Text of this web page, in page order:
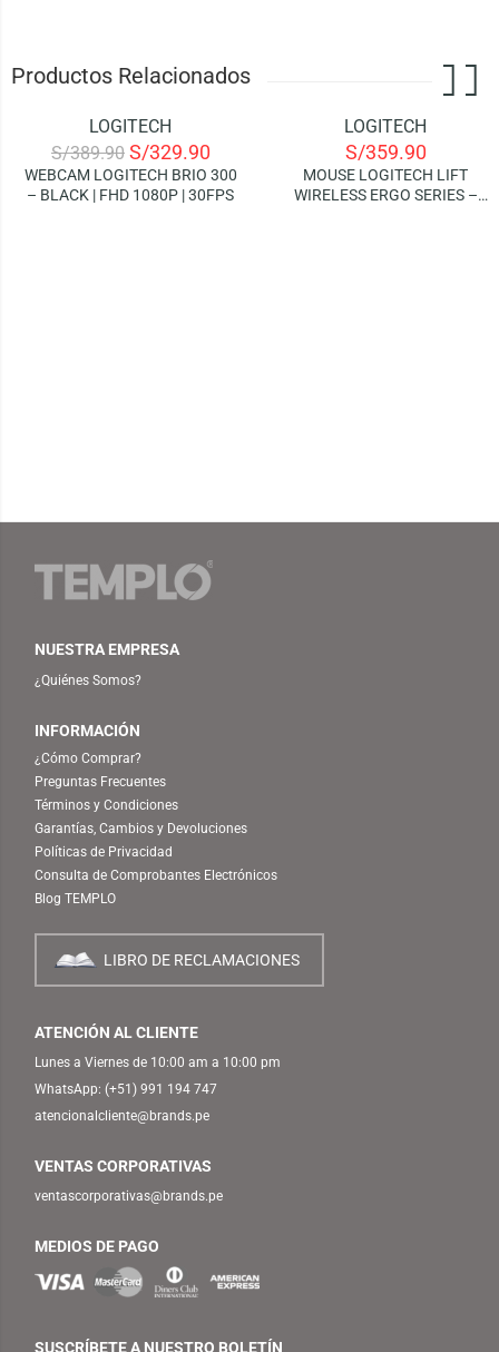
Productos Relacionados
LOGITECH
S/389.90 S/329.90
WEBCAM LOGITECH BRIO 300
– BLACK | FHD 1080P | 30FPS
LOGITECH
S/359.90
MOUSE LOGITECH LIFT
WIRELESS ERGO SERIES –
NUESTRA EMPRESA
¿Quiénes Somos?
INFORMACIÓN
¿Cómo Comprar?
Preguntas Frecuentes
Términos y Condiciones
Garantías, Cambios y Devoluciones
Políticas de Privacidad
Consulta de Comprobantes Electrónicos
Blog TEMPLO
LIBRO DE RECLAMACIONES
ATENCIÓN AL CLIENTE
Lunes a Viernes de 10:00 am a 10:00 pm
WhatsApp: (+51) 991 194 747
atencionalcliente@brands.pe
VENTAS CORPORATIVAS
ventascorporativas@brands.pe
MEDIOS DE PAGO
SUSCRÍBETE A NUESTRO BOLETÍN